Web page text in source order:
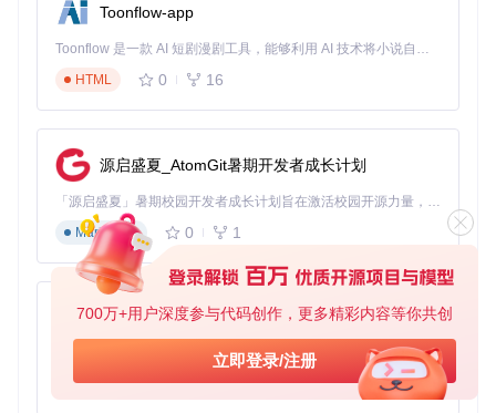
700万+用户深度参与代码创作，更多精彩内容等你共创
立即登录/注册
导入DICOM格式的肺部CT图像序列
：直接使用默认参数处理所有CT图像。正确做法
是根据设备型号和扫描参数调整窗宽窗位，确保病灶清晰
可见。
步骤二：AI辅助标注
选择"医学影像分割"模型，加载预训练的肺部结节检测模
型
点击"自动检测"按钮，系统自动识别并标记潜在结节区域
对自动生成的标注结果进行逐一检查和调整
常见误区：过度依赖AI自动标注结果。建议对AI识别的小
于5mm的结节进行人工复核，避免遗漏微小病变。
使用"标注一致性检查"功能，自动检测标注异常值
Toonflow-app
Toonflow 是一款 AI 短剧漫剧工具，能够利用 AI 技术将小说自动转化为剧本，并结合 AI 生成的图片和视频，实现高效的短剧创作。借助 Toonflow，可以轻松完成从文字到影像的全流程，让短剧制作变得更加智能与便捷。
HTML
0 16
源启盛夏_AtomGit暑期开发者成长计划
「源启盛夏」暑期校园开发者成长计划旨在激活校园开源力量，通过积分激励、认证扶持、资源倾斜等形式，引导高校组织和开发者完成「入驻 — 建项目 — 做贡献 — 获认证 — 得资源」的完整闭环。无论你是想带领社团入驻平台的组织者，还是希望用代码贡献证明自己的开发者，都能在这里找到属于你的成长路径。
Markdown
0 1
AionUi
免费、本地、开源的 24/7 全天候 Cowork 应用，以及适用于 Gemini CLI、Claude Code、Codex、OpenCode、Qwen Code、Goose CLI、Auggie 等的 OpenClaw | 🌟 喜欢就点star吧
TypeScript
0 6